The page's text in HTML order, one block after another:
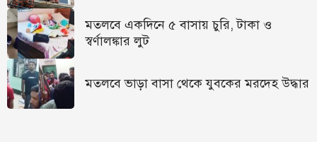
মতলবে একদিনে ৫ বাসায় চুরি, টাকা ও
স্বর্ণালঙ্কার লুট
মতলবে ভাড়া বাসা থেকে যুবকের মরদেহ উদ্ধার